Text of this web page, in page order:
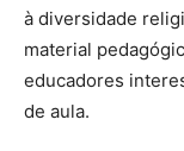
à diversidade
material
educadores
de aula.